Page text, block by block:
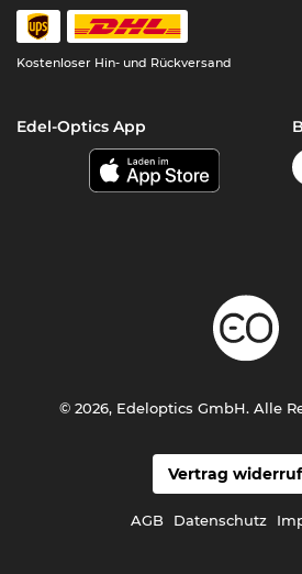
Kostenloser Hin- und Rückversand
Edel-Optics App
Vertrag
AGB Datenschutz
© 2026, Edeloptics GmbH. Alle